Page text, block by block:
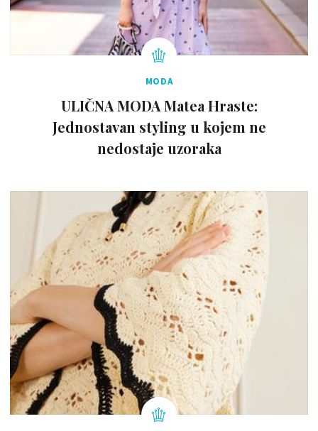
MODA
ULIČNA MODA Matea Hraste:
Jednostavan styling u kojem ne
nedostaje uzoraka